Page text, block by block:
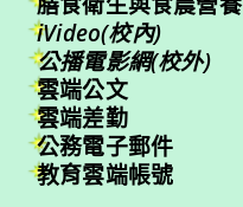
iVideo(校內)
公播電影網(校外)
雲端公文
雲端差勤
公務電子郵件
教育雲端帳號